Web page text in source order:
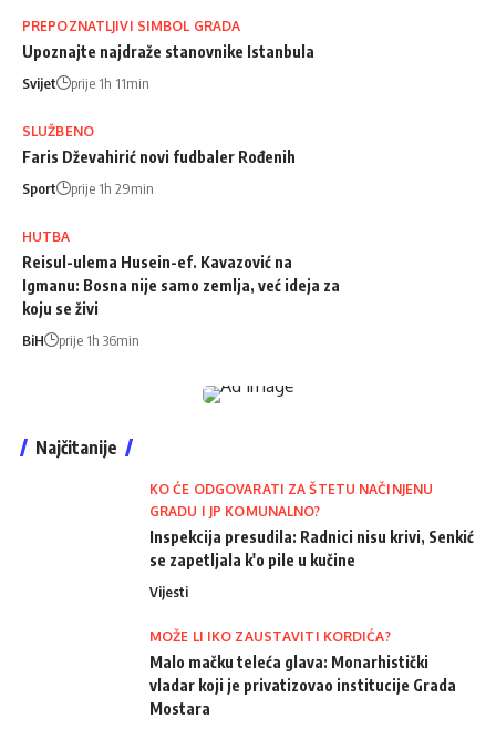
PREPOZNATLJIVI SIMBOL GRADA
Upoznajte najdraže stanovnike Istanbula
Svijet prije 1h 11min
SLUŽBENO
Faris Dževahirić novi fudbaler Rođenih
Sport prije 1h 29min
HUTBA
Reisul-ulema Husein-ef. Kavazović na
Igmanu: Bosna nije samo zemlja, već ideja za
koju se živi
BiH prije 1h 36min
Najčitanije
KO ĆE ODGOVARATI ZA ŠTETU NAČINJENU
GRADU I JP KOMUNALNO?
Inspekcija presudila: Radnici nisu krivi, Senkić
se zapetljala k'o pile u kučine
Vijesti
MOŽE LI IKO ZAUSTAVITI KORDIĆA?
Malo mačku teleća glava: Monarhistički
vladar koji je privatizovao institucije Grada
Mostara